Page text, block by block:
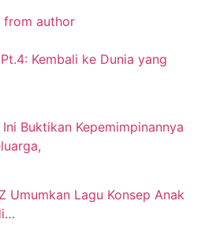
from author
Kembali ke Dunia yang
Buktikan Kepemimpinannya
Umumkan Lagu Konsep Anak